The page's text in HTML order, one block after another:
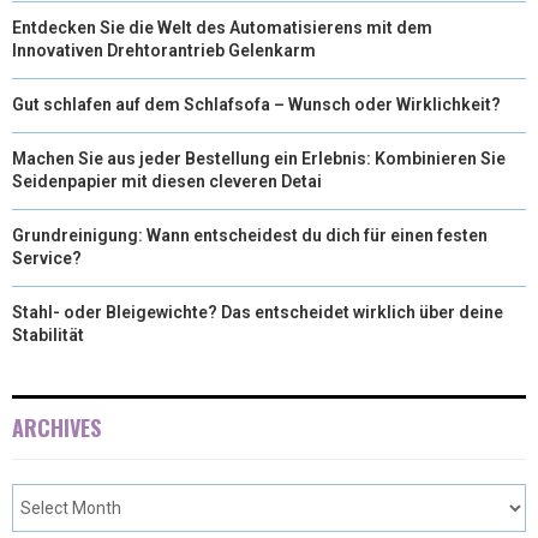
Entdecken Sie die Welt des Automatisierens mit dem
Innovativen Drehtorantrieb Gelenkarm
Gut schlafen auf dem Schlafsofa – Wunsch oder Wirklichkeit?
Machen Sie aus jeder Bestellung ein Erlebnis: Kombinieren Sie
Seidenpapier mit diesen cleveren Detai
Grundreinigung: Wann entscheidest du dich für einen festen
Service?
Stahl- oder Bleigewichte? Das entscheidet wirklich über deine
Stabilität
ARCHIVES